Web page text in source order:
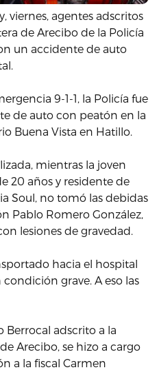
viernes, agentes adscritos
de Arecibo de la Policía
un accidente de auto
9-1-1, la Policía fue
de auto con peatón en la
Buena Vista en Hatillo.
mientras la joven
20 años y residente de
Soul, no tomó las debidas
Pablo Romero González,
lesiones de gravedad.
hacia el hospital
grave. A eso las
Berrocal adscrito a la
Arecibo, se hizo a cargo
a la fiscal Carmen